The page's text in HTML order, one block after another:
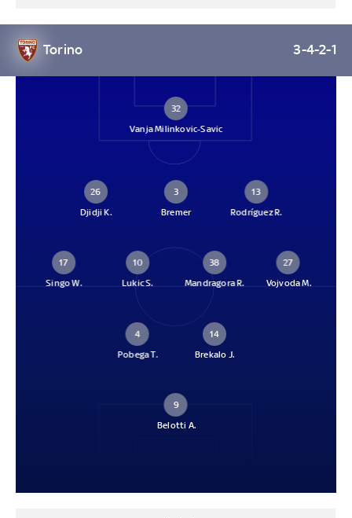
Torino 3-4-2-1
32
Vanja Milinkovic-Savic
26
Djidji K.
3
Bremer
13
Rodríguez R.
17
Singo W.
10
Lukic S.
38
Mandragora R.
27
Vojvoda M.
14
Brekalo J.
4
Pobega T.
9
Belotti A.